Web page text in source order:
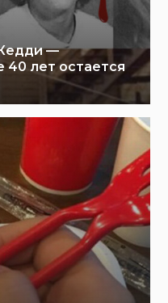
Кедди —
40 лет остается